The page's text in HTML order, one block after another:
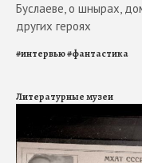
Буслаеве, о шнырах,
других героях
#интервью#фантастика
Литературные музеи